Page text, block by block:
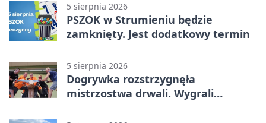
5 sierpnia 2026
PSZOK w Strumieniu będzie
zamknięty. Jest dodatkowy termin
5 sierpnia 2026
Dogrywka rozstrzygnęła
mistrzostwa drwali. Wygrali